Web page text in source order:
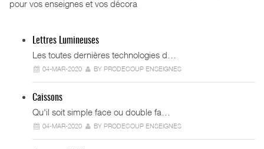
pour vos enseignes et vos décora
Lettres Lumineuses
Les toutes dernières technologies d…
04-MAR-2020 BY PRODECOUP ENSEIGNES
Caissons
Qu'il soit simple face ou double fa…
04-MAR-2020 BY PRODECOUP ENSEIGNES